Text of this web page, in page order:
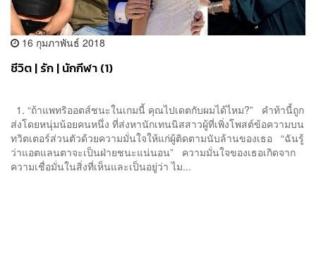
16 กุมภาพันธ์ 2018
ชีวิต | รัก | นักกีฬา (1)
1. “ถ้าแพทริออตส์ชนะในเกมนี้ คุณไปเดตกับผมได้ไหม?” คำท้านี้ถูก
ส่งโดยหนุ่มน้อยคนหนึ่ง ที่ส่งหานักเทนนิสสาวผู้ที่เพิ่งโพสต์ข้อความบน
ทวิตเตอร์ส่วนตัวด้วยความมั่นใจให้แก่ผู้ติดตามนับล้านของเธอ “ฉันรู้
ว่าแอตแลนตาจะเป็นฝ่ายชนะแน่นอน” ความมั่นใจของเธอเกิดจาก
ความเชื่อมั่นในสิ่งที่เห็นและเป็นอยู่ว่า ไม...